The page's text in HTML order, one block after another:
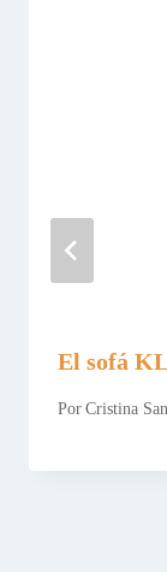
El sofá
Por Cristina